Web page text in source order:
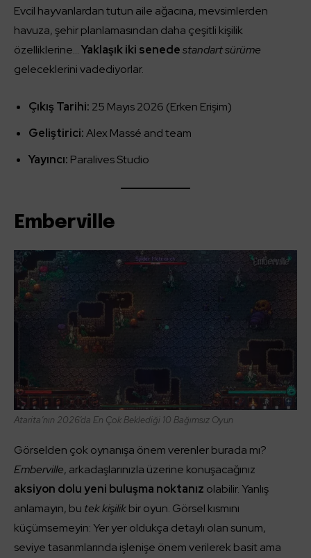
Evcil hayvanlardan tutun aile ağacına, mevsimlerden
havuza, şehir planlamasından daha çeşitli kişilik
özelliklerine…Yaklaşık iki senedestandart sürüme
geleceklerini vadediyorlar.
Çıkış Tarihi: 25 Mayıs 2026 (Erken Erişim)
Geliştirici:Alex Massé and team
Yayıncı: Paralives Studio
Emberville
Atarita’nın 2026’da En Çok Beklediği 10 Bağımsız Oyun
Görselden çok oynanışa önem verenler burada mı?
Emberville, arkadaşlarınızla üzerine konuşacağınız
aksiyon dolu yeni buluşma noktanız olabilir. Yanlış
anlamayın, bu tek kişilikbir oyun. Görsel kısmını
küçümsemeyin: Yer yer oldukça detaylı olan sunum,
seviye tasarımlarında işlenişe önem verilerek basit ama